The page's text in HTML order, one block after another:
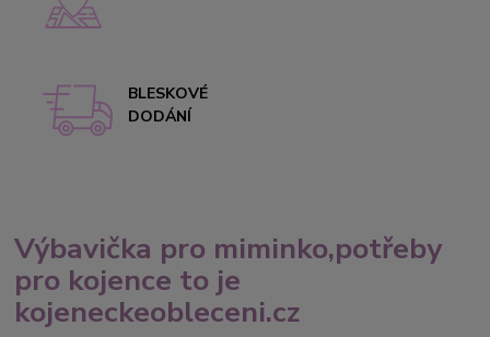
BLESKOVÉ
DODÁNÍ
Výbavička pro miminko,potřeby
pro kojence to je
kojeneckeobleceni.cz